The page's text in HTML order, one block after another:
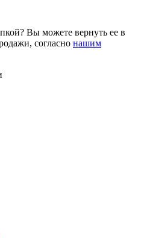
Вы можете вернуть ее в
согласно нашим